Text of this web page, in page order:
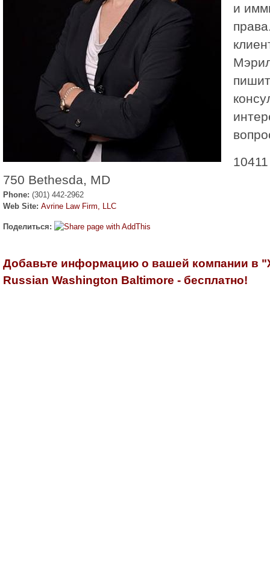
и
750 Bethesda, MD
Phone: (301) 442-2962
Web Site: Avrine Law Firm, LLC
Поделиться:
Добавьте информацию о вашей компании в
Russian Washington Baltimore - бесплатно!